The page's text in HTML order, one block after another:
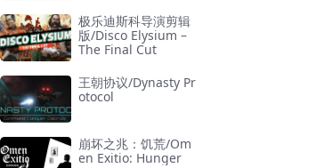
极乐迪斯科导演剪辑
版/Disco Elysium –
The Final Cut
王朝协议/Dynasty Pr
otocol
崩坏之兆：饥荒/Om
en Exitio: Hunger